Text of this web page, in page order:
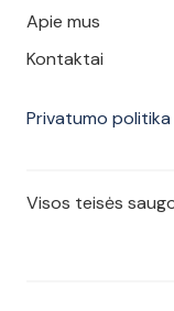
Apie mus
Kontaktai
Privatumo politika
Visos teisės